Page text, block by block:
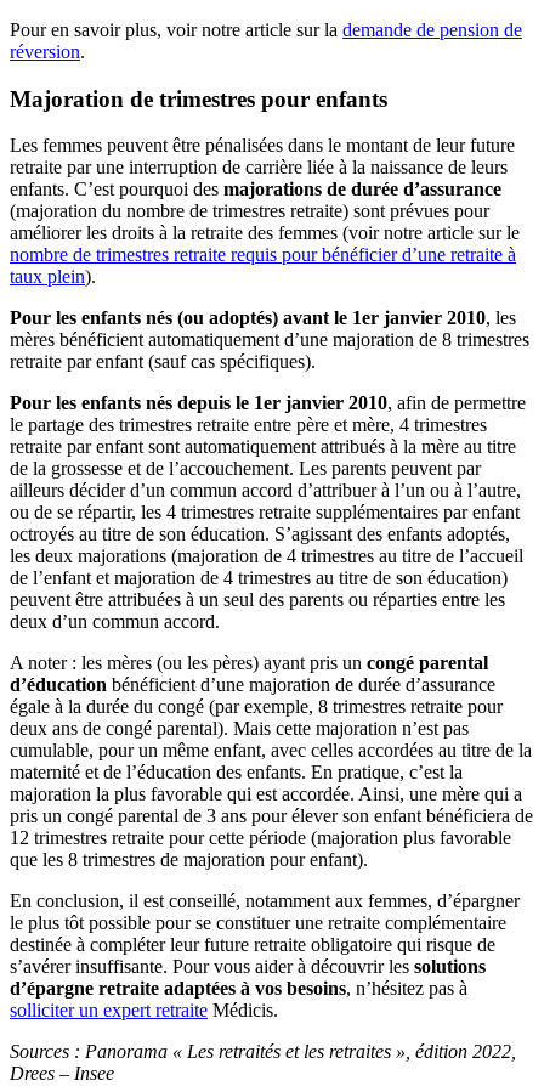
Pour en savoir plus, voir notre article sur la demande de pension de
réversion.
Majoration de trimestres pour enfants
Les femmes peuvent être pénalisées dans le montant de leur future
retraite par une interruption de carrière liée à la naissance de leurs
enfants. C’est pourquoi des majorations de durée d’assurance
(majoration du nombre de trimestres retraite) sont prévues pour
améliorer les droits à la retraite des femmes (voir notre article sur le
nombre de trimestres retraite requis pour bénéficier d’une retraite à
taux plein).
Pour les enfants nés (ou adoptés) avant le 1er janvier 2010, les
mères bénéficient automatiquement d’une majoration de 8 trimestres
retraite par enfant (sauf cas spécifiques).
Pour les enfants nés depuis le 1er janvier 2010, afin de permettre
le partage des trimestres retraite entre père et mère, 4 trimestres
retraite par enfant sont automatiquement attribués à la mère au titre
de la grossesse et de l’accouchement. Les parents peuvent par
ailleurs décider d’un commun accord d’attribuer à l’un ou à l’autre,
ou de se répartir, les 4 trimestres retraite supplémentaires par enfant
octroyés au titre de son éducation. S’agissant des enfants adoptés,
les deux majorations (majoration de 4 trimestres au titre de l’accueil
de l’enfant et majoration de 4 trimestres au titre de son éducation)
peuvent être attribuées à un seul des parents ou réparties entre les
deux d’un commun accord.
A noter : les mères (ou les pères) ayant pris un congé parental
d’éducation bénéficient d’une majoration de durée d’assurance
égale à la durée du congé (par exemple, 8 trimestres retraite pour
deux ans de congé parental). Mais cette majoration n’est pas
cumulable, pour un même enfant, avec celles accordées au titre de la
maternité et de l’éducation des enfants. En pratique, c’est la
majoration la plus favorable qui est accordée. Ainsi, une mère qui a
pris un congé parental de 3 ans pour élever son enfant bénéficiera de
12 trimestres retraite pour cette période (majoration plus favorable
que les 8 trimestres de majoration pour enfant).
En conclusion, il est conseillé, notamment aux femmes, d’épargner
le plus tôt possible pour se constituer une retraite complémentaire
destinée à compléter leur future retraite obligatoire qui risque de
s’avérer insuffisante. Pour vous aider à découvrir les solutions
d’épargne retraite adaptées à vos besoins, n’hésitez pas à
solliciter un expert retraite Médicis.
Sources : Panorama « Les retraités et les retraites », édition 2022,
Drees – Insee